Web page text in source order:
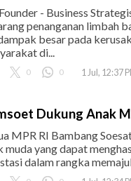
- Business
penanganan limbah
besar pada
di...
0 0 1 Jul, 12:37
Dukung Anak
MPR RI Bambang
muda yang dapat
dalam rangka